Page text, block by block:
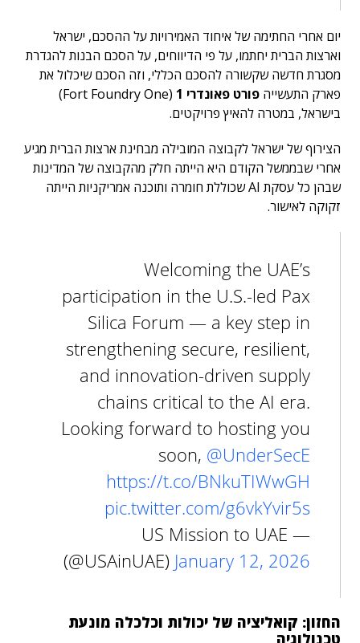
יום אחרי החתימה של איחוד האמירויות על ההסכם, ישראל
וארצות הברית יחתמו, על פי הדיווחים, על הסכם הבנות להגדרת
מסגרת חדשה שקשורה להסכם הכללי, וזה הסכם שיכלול את
פארק התעשייה פורט פאונדרי 1
(Fort Foundry One)
בישראל, במטרה להאיץ פרויקטים.
הצירוף של ישראל לקבוצה המובילה מבחינת ארצות הברית מגיע
אחרי שבממשל הקודם היא הייתה חלק מהקבוצה של המדינות
שבהן כל עסקת AI שכוללת חומרה ותוכנה אמריקניות הייתה
זקוקה לאישור.
Welcoming the UAE’s
participation in the U.S.-led Pax
Silica Forum — a key step in
strengthening secure, resilient,
and innovation-driven supply
chains critical to the AI era.
Looking forward to hosting you
soon, @UnderSecE
https://t.co/BNkuTIWwGH
pic.twitter.com/g6vkYvir5s
— US Mission to UAE
(@USAinUAE) January 12, 2026
החזון: קואליציה של יכולות וכלכלה מונעת